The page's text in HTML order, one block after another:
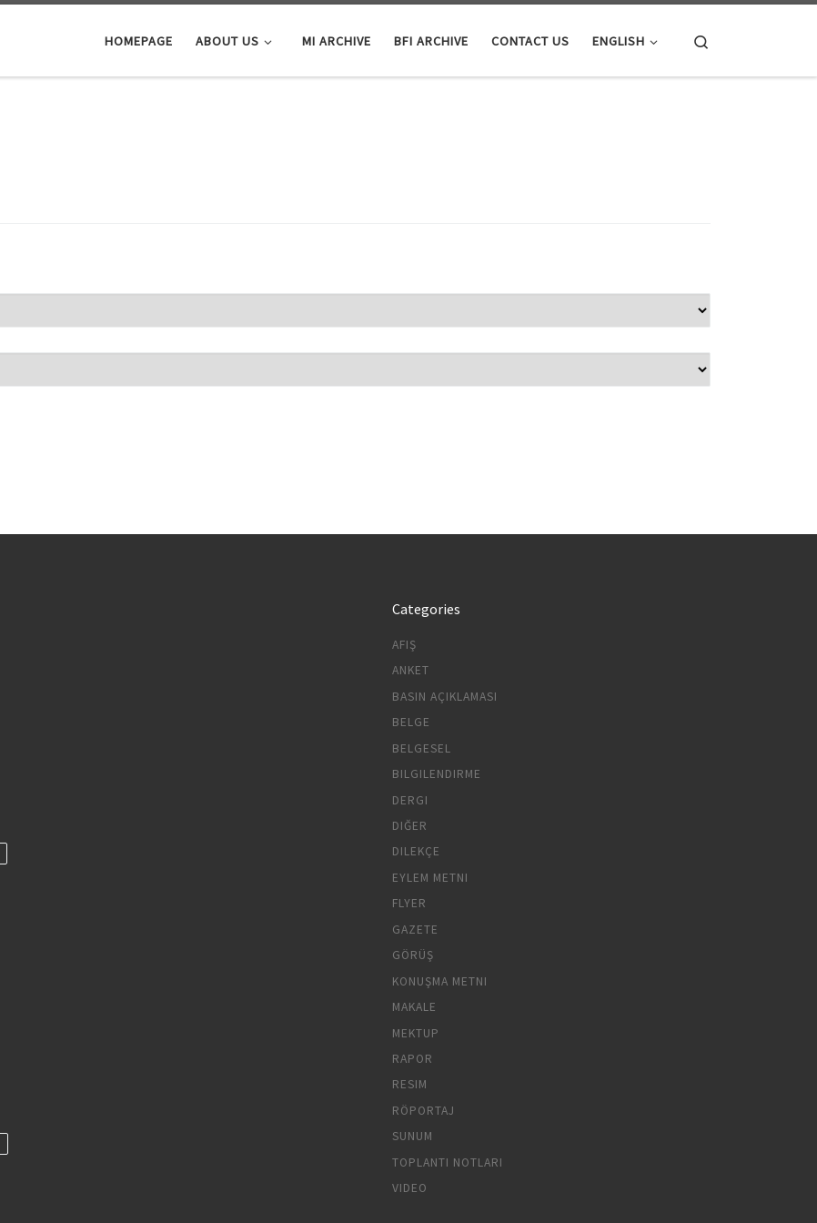
HOMEPAGE ABOUT US MI ARCHIVE BFI ARCHIVE CONTACT US ENGLISH
Categories
AFIŞ
ANKET
BASIN AÇIKLAMASI
BELGE
BELGESEL
BILGILENDIRME
DERGI
DIĞER
DILEKÇE
EYLEM METNI
FLYER
GAZETE
GÖRÜŞ
KONUŞMA METNI
MAKALE
MEKTUP
RAPOR
RESIM
RÖPORTAJ
SUNUM
TOPLANTI NOTLARI
VIDEO